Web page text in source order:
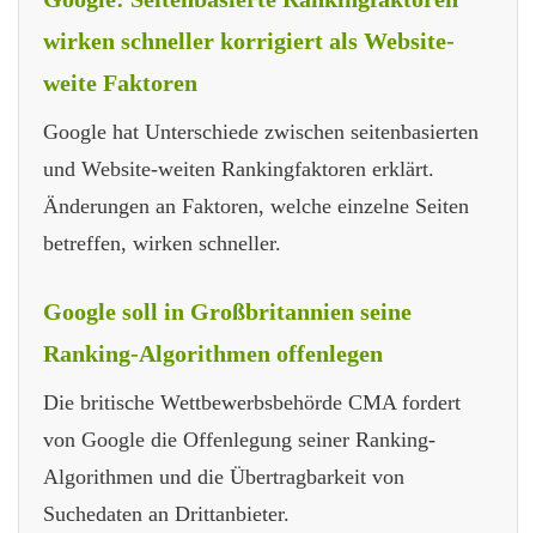
wirken schneller korrigiert als Website-
weite Faktoren
Google hat Unterschiede zwischen seitenbasierten
und Website-weiten Rankingfaktoren erklärt.
Änderungen an Faktoren, welche einzelne Seiten
betreffen, wirken schneller.
Google soll in Großbritannien seine
Ranking-Algorithmen offenlegen
Die britische Wettbewerbsbehörde CMA fordert
von Google die Offenlegung seiner Ranking-
Algorithmen und die Übertragbarkeit von
Suchedaten an Drittanbieter.